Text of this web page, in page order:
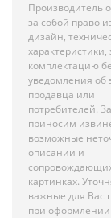
Производитель
за собой право
дизайн,
характеристики,
комплектацию
уведомления об
продавца или
потребителей.
приносим
возможные
описании и
картинках.
важные для Вас
при оформлении